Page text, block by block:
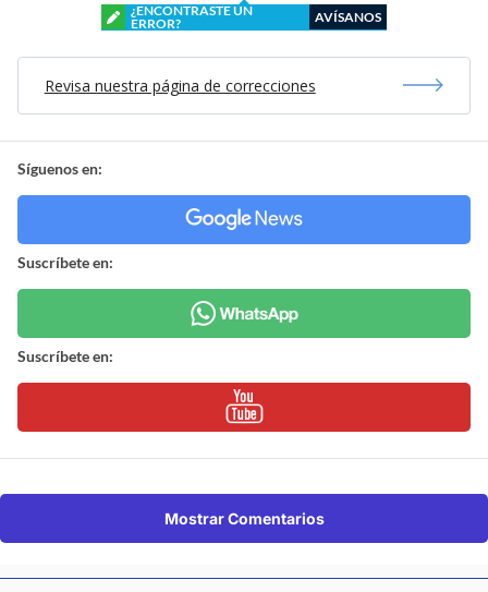
¿ENCONTRASTE UN
ERROR?
AVÍSANOS
Revisa nuestra página de correcciones
Síguenos en:
Suscríbete en:
Suscríbete en:
Mostrar Comentarios